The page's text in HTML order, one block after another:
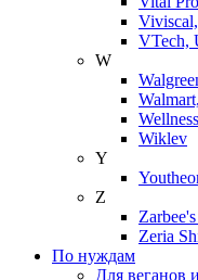
VTech,
W
Wiklev
Y
Z
Zeria
По нуждам
Для веганов